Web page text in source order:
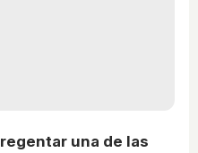
regentar una de las